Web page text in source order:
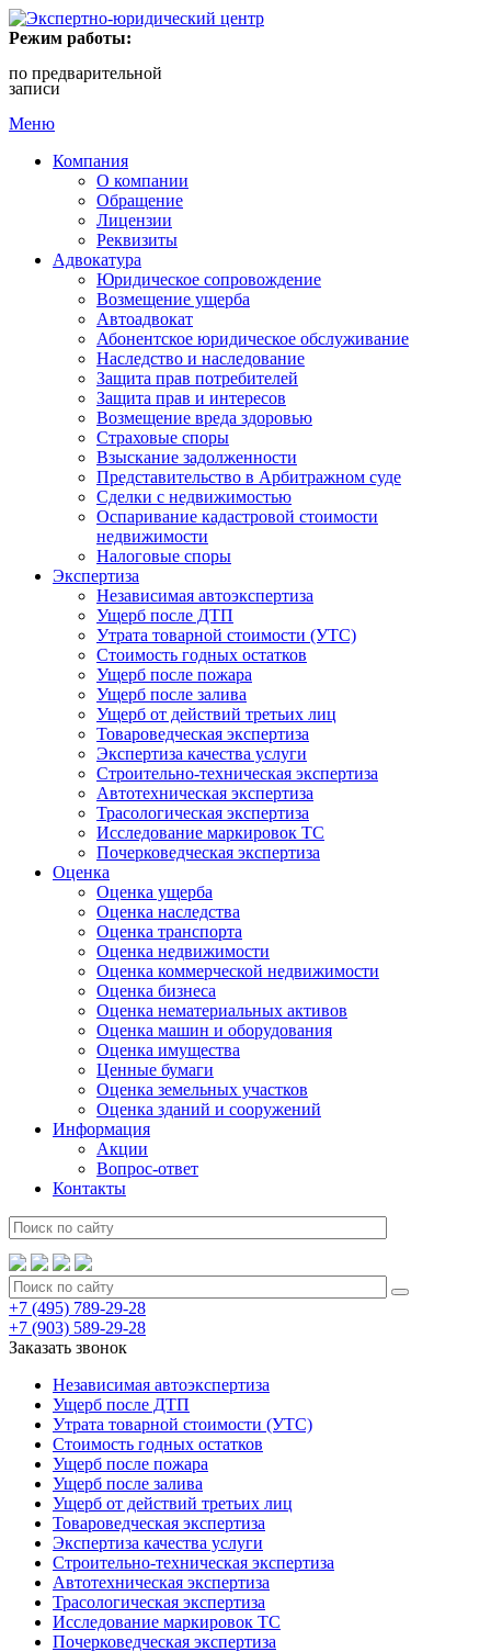
Режим работы:
по предварительной
записи
Меню
Компания
О компании
Обращение
Лицензии
Реквизиты
Адвокатура
Юридическое сопровождение
Возмещение ущерба
Автоадвокат
Абонентское юридическое обслуживание
Наследство и наследование
Защита прав потребителей
Защита прав и интересов
Возмещение вреда здоровью
Страховые споры
Взыскание задолженности
Представительство в Арбитражном суде
Сделки с недвижимостью
Оспаривание кадастровой стоимости
недвижимости
Налоговые споры
Экспертиза
Независимая автоэкспертиза
Ущерб после ДТП
Утрата товарной стоимости (УТС)
Стоимость годных остатков
Ущерб после пожара
Ущерб после залива
Ущерб от действий третьих лиц
Товароведческая экспертиза
Экспертиза качества услуги
Строительно-техническая экспертиза
Автотехническая экспертиза
Трасологическая экспертиза
Исследование маркировок ТС
Почерковедческая экспертиза
Оценка
Оценка ущерба
Оценка наследства
Оценка транспорта
Оценка недвижимости
Оценка коммерческой недвижимости
Оценка бизнеса
Оценка нематериальных активов
Оценка машин и оборудования
Оценка имущества
Ценные бумаги
Оценка земельных участков
Оценка зданий и сооружений
Информация
Акции
Вопрос-ответ
Контакты
+7 (495) 789-29-28
+7 (903) 589-29-28
Заказать звонок
Независимая автоэкспертиза
Ущерб после ДТП
Утрата товарной стоимости (УТС)
Стоимость годных остатков
Ущерб после пожара
Ущерб после залива
Ущерб от действий третьих лиц
Товароведческая экспертиза
Экспертиза качества услуги
Строительно-техническая экспертиза
Автотехническая экспертиза
Трасологическая экспертиза
Исследование маркировок ТС
Почерковедческая экспертиза